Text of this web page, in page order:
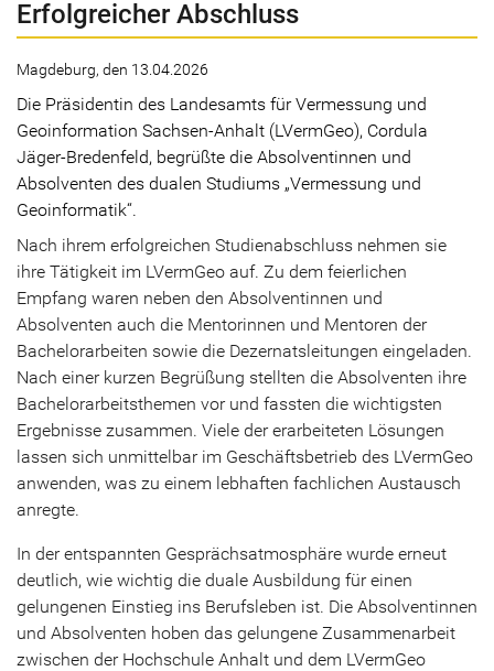
Erfolgreicher Abschluss
Magdeburg, den 13.04.2026
Die Präsidentin des Landesamts für Vermessung und
Geoinformation Sachsen-Anhalt (LVermGeo), Cordula
Jäger-Bredenfeld, begrüßte die Absolventinnen und
Absolventen des dualen Studiums „Vermessung und
Geoinformatik“.
Nach ihrem erfolgreichen Studienabschluss nehmen sie
ihre Tätigkeit im LVermGeo auf. Zu dem feierlichen
Empfang waren neben den Absolventinnen und
Absolventen auch die Mentorinnen und Mentoren der
Bachelorarbeiten sowie die Dezernatsleitungen eingeladen.
Nach einer kurzen Begrüßung stellten die Absolventen ihre
Bachelorarbeitsthemen vor und fassten die wichtigsten
Ergebnisse zusammen. Viele der erarbeiteten Lösungen
lassen sich unmittelbar im Geschäftsbetrieb des LVermGeo
anwenden, was zu einem lebhaften fachlichen Austausch
anregte.
In der entspannten Gesprächsatmosphäre wurde erneut
deutlich, wie wichtig die duale Ausbildung für einen
gelungenen Einstieg ins Berufsleben ist. Die Absolventinnen
und Absolventen hoben das gelungene Zusammenarbeit
zwischen der Hochschule Anhalt und dem LVermGeo